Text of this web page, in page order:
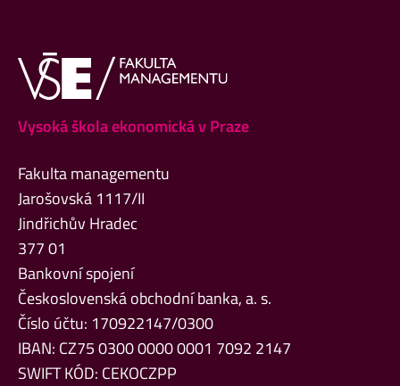
Vysoká škola ekonomická v Praze
Fakulta managementu
Jarošovská 1117/II
Jindřichův Hradec
377 01
Bankovní spojení
Československá obchodní banka, a. s.
Číslo účtu: 170922147/0300
IBAN: CZ75 0300 0000 0001 7092 2147
SWIFT KÓD: CEKOCZPP